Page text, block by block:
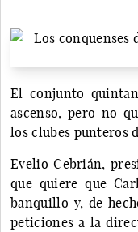
El conjunto
ascenso, pero no
los clubes punteros
Evelio Cebrián,
que quiere que
banquillo y, de
peticiones a la